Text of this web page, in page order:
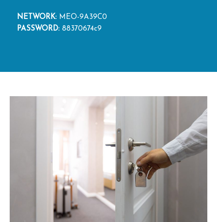
NETWORK: MEO-9A39C0
PASSWORD: 88370674c9